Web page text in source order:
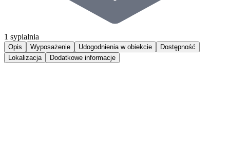
1 sypialnia
Opis Wyposażenie Udogodnienia w obiekcie
Dostępność
Lokalizacja
Dodatkowe informacje